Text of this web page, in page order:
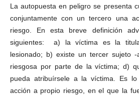
La autopuesta en peligro se presenta
conjuntamente con un tercero una
riesgo. En esta breve definición
siguientes: a) la víctima es la
lesionado; b) existe un tercer sujeto
riesgosa por parte de la víctima; d)
pueda atribuírsele a la víctima. Es lo
acción a propio riesgo, en el que la